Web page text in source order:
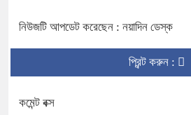
নিউজটি আপডেট করেছেন : নয়াদিন ডেস্ক
প্রিন্ট করুন :
কমেন্ট বক্স